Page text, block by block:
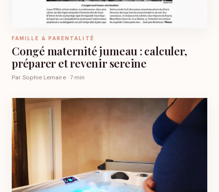
FAMILLE & PARENTALITÉ
Congé maternité jumeau : calculer,
préparer et revenir sereine
Par Sophie Lemaire · 7 min